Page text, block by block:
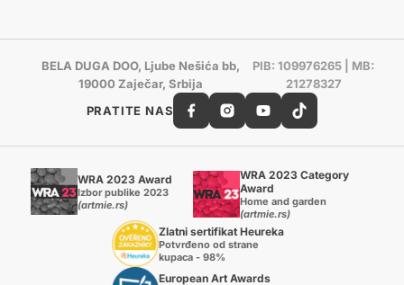
BELA DUGA DOO, Ljube Nešića bb,
19000 Zaječar, Srbija
PIB: 109976265 | MB:
21278327
PRATITE NAS
WRA 2023 Award
Izbor publike 2023
(artmie.rs)
WRA 2023 Category
Award
Home and garden
(artmie.rs)
Zlatni sertifikat Heureka
Potvrđeno od strane
kupaca - 98%
European Art Awards